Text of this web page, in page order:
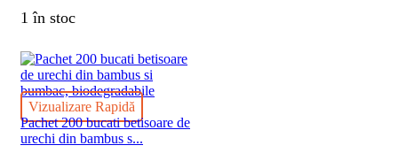
1 în stoc
Vizualizare Rapidă
Pachet 200 bucati betisoare de
urechi din bambus s...